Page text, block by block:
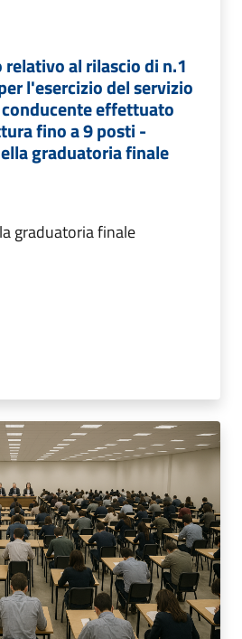
al rilascio di n.1
l'esercizio del servizio
effettuato
fino a 9 posti -
graduatoria finale
graduatoria finale